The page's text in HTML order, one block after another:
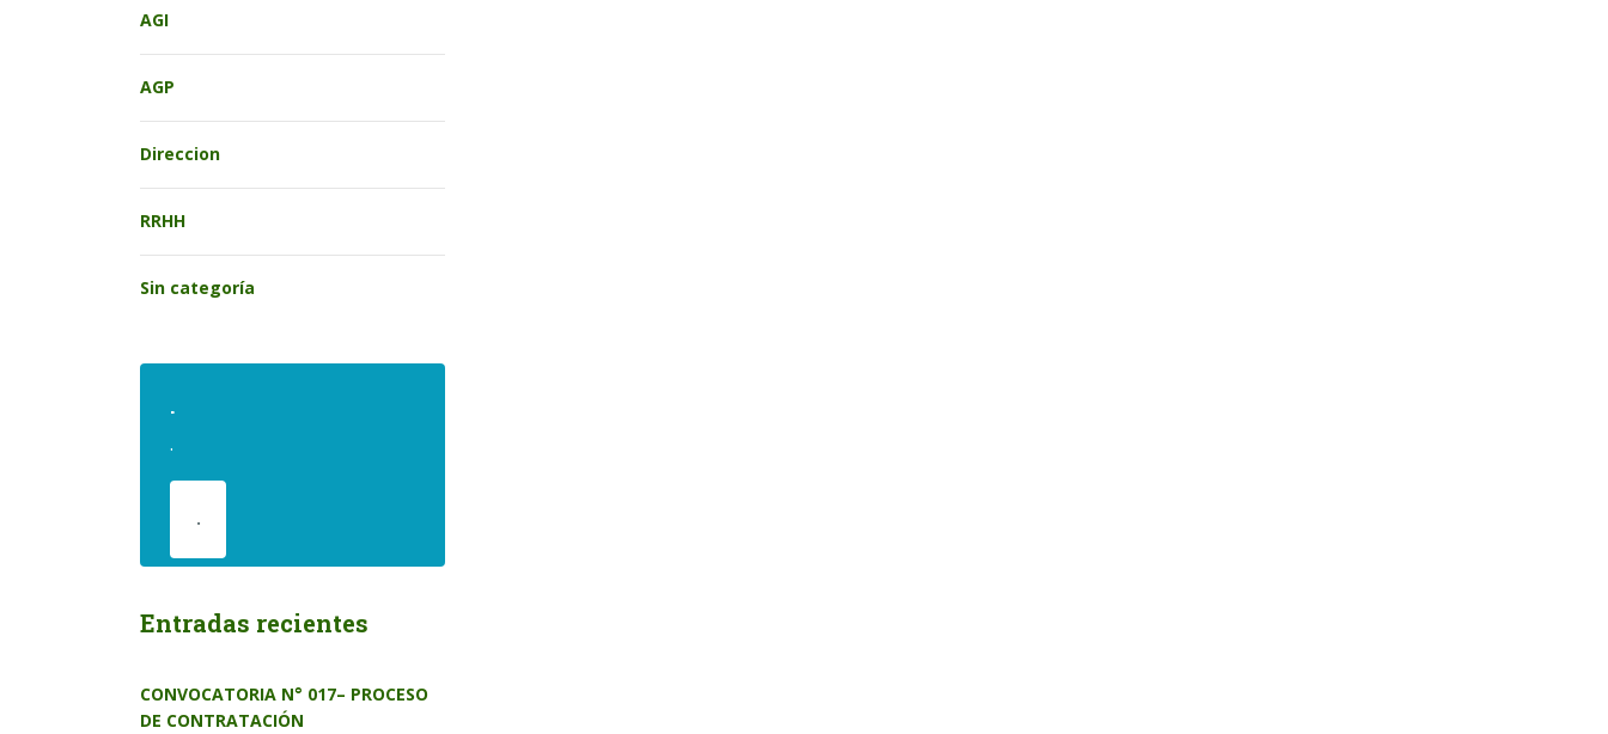
AGI
AGP
Direccion
RRHH
Sin categoría
.
.
.
Entradas recientes
CONVOCATORIA N° 017– PROCESO
DE CONTRATACIÓN